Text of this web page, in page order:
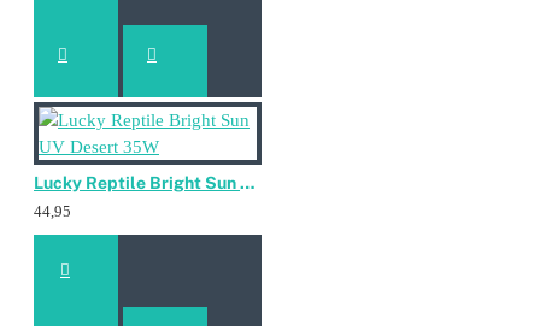
Lucky Reptile Bright Sun UV Desert 35W
44,95